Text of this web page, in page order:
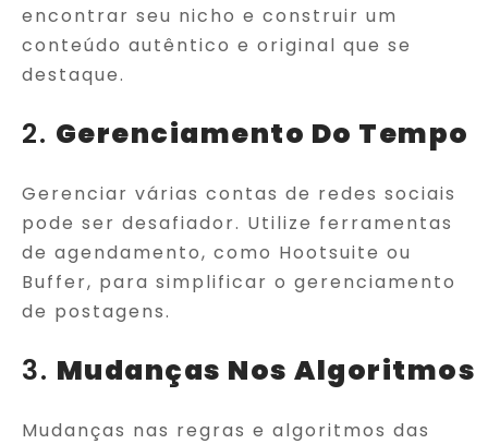
encontrar seu nicho e construir um
conteúdo autêntico e original que se
destaque.
2. Gerenciamento Do Tempo
Gerenciar várias contas de redes sociais
pode ser desafiador. Utilize ferramentas
de agendamento, como Hootsuite ou
Buffer, para simplificar o gerenciamento
de postagens.
3. Mudanças Nos Algoritmos
Mudanças nas regras e algoritmos das